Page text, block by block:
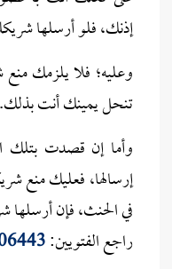
إذنك، فلو أرسلها
وعليه؛ فلا يلزمك
تنحل يمينك أنت بذلك.
وأما إن قصدت بتلك
إرسالها، فعليك منع
في الحنث، فإن
راجع الفتويين: